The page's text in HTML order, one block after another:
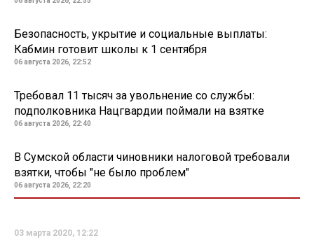
Безопасность, укрытие и социальные выплаты:
Кабмин готовит школы к 1 сентября
06 августа 2026, 22:52
Требовал 11 тысяч за увольнение со службы:
подполковника Нацгвардии поймали на взятке
06 августа 2026, 22:40
В Сумской области чиновники налоговой требовали
взятки, чтобы "не было проблем"
06 августа 2026, 22:20
03 марта 2020, 12:22